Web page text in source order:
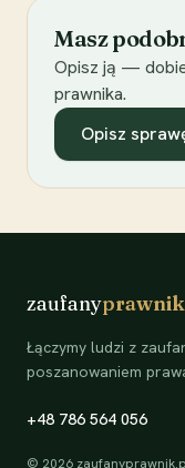
Masz
Opisz ją —
prawnika.
Opisz
zaufanyprawnik
Łączymy ludzi z
poszanowaniem
+48 786 564 056
© 2026